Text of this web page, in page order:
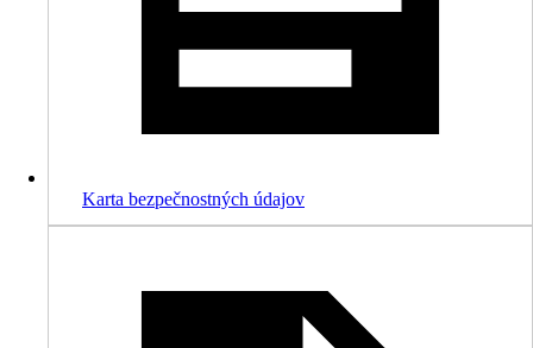
Karta bezpečnostných údajov